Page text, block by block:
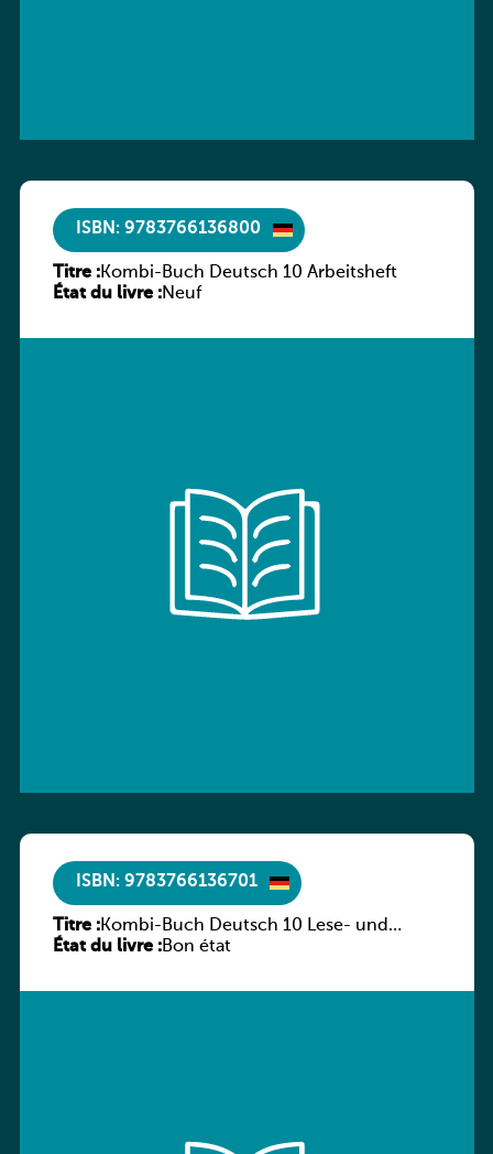
ISBN: 9783766136800
Titre :Kombi-Buch Deutsch 10 Arbeitsheft
État du livre :Neuf
ISBN: 9783766136701
Titre :Kombi-Buch Deutsch 10 Lese- und
Sprachbuch
État du livre :Bon état